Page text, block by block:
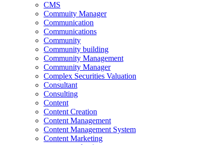
CMS
Commuity Manager
Communication
Communications
Community
Community building
Community Management
Community Manager
Complex Securities Valuation
Consultant
Consulting
Content
Content Creation
Content Management
Content Management System
Content Marketing